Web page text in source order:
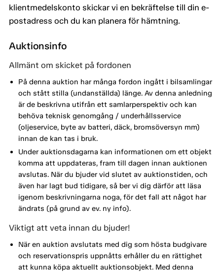
klientmedelskonto skickar vi en bekräftelse till din e-
postadress och du kan planera för hämtning.
Auktionsinfo
Allmänt om skicket på fordonen
På denna auktion har många fordon ingått i bilsamlingar
och stått stilla (undanställda) länge. Av denna anledning
är de beskrivna utifrån ett samlarperspektiv och kan
behöva teknisk genomgång / underhållsservice
(oljeservice, byte av batteri, däck, bromsöversyn mm)
innan de kan tas i bruk.
Under auktionsdagarna kan informationen om ett objekt
komma att uppdateras, fram till dagen innan auktionen
avslutas. När du bjuder vid slutet av auktionstiden, och
även har lagt bud tidigare, så ber vi dig därför att läsa
igenom beskrivningarna noga, för det fall att något har
ändrats (på grund av ev. ny info).
Viktigt att veta innan du bjuder!
När en auktion avslutats med dig som hösta budgivare
och reservationspris uppnåtts erhåller du en rättighet
att kunna köpa aktuellt auktionsobjekt. Med denna